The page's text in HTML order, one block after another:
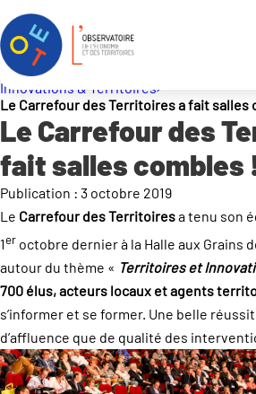
Accueil
Qui sommes-nous ?
Carrefour des territoires & Evènements
Innovations & Territoires
Le Carrefour des Territoires a fait salles
Le Carrefour des
fait salles combles
Publication : 3 octobre 2019
Le Carrefour des Territoiresa tenu son
1er octobre dernier à la Halle aux Grains
autour du thème « Territoires et
700 élus, acteurs locaux et agents
s’informer et se former. Une belle
d’affluence que de qualité des